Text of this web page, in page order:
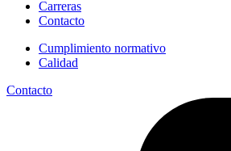
Carreras
Contacto
Cumplimiento normativo
Calidad
Contacto